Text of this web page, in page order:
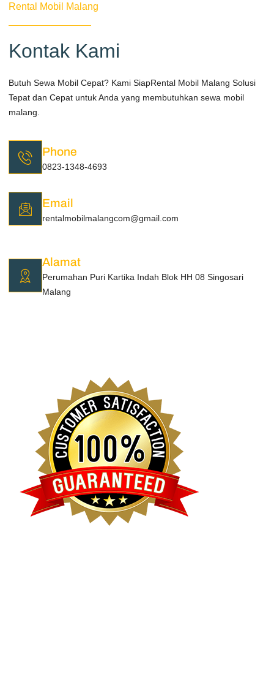
Rental Mobil Malang
Kontak Kami
Butuh Sewa Mobil Cepat? Kami Siap​Rental Mobil Malang Solusi
Tepat dan Cepat untuk Anda yang membutuhkan sewa mobil
malang.
Phone
0823-1348-4693
Email
rentalmobilmalangcom@gmail.com
Alamat
Perumahan Puri Kartika Indah Blok HH 08 Singosari
Malang